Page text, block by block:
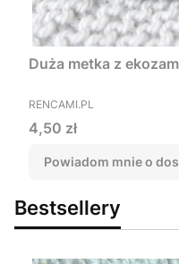
Duża metka z
PRODUCENT
RENCAMI.PL
Cena
4,50 zł
Powiadom mnie o
Bestsellery